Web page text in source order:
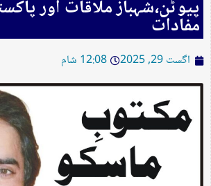
پیوٹن،شہباز ملاقات اور
مفادات
اگست 29, 2025 12:08 شام